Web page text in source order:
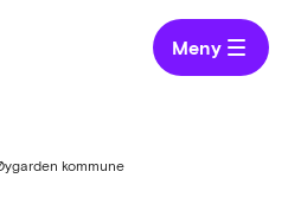
Meny
kommune